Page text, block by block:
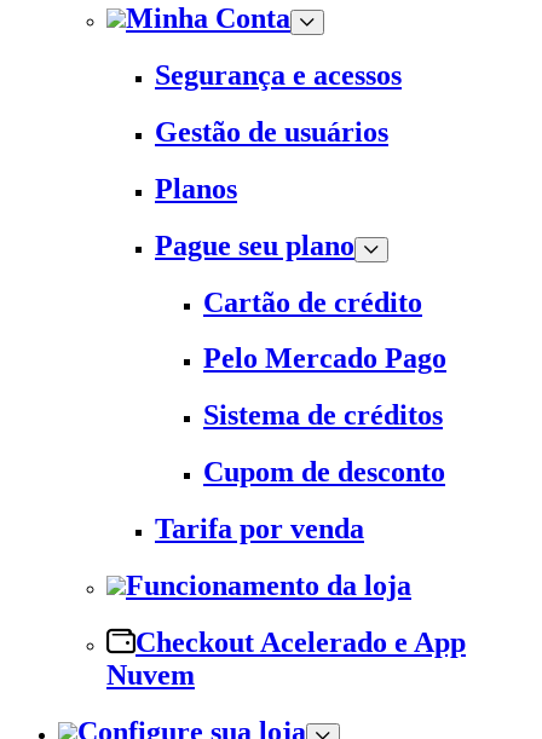
Minha Conta
Segurança e acessos
Gestão de usuários
Planos
Pague seu plano
Cartão de crédito
Pelo Mercado Pago
Sistema de créditos
Cupom de desconto
Tarifa por venda
Funcionamento da loja
Checkout Acelerado e App
Nuvem
Configure sua loja